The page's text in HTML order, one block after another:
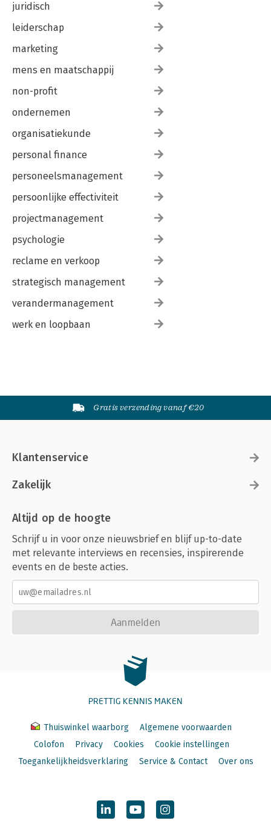
juridisch
leiderschap
marketing
mens en maatschappij
non-profit
ondernemen
organisatiekunde
personal finance
personeelsmanagement
persoonlijke effectiviteit
projectmanagement
psychologie
reclame en verkoop
strategisch management
verandermanagement
werk en loopbaan
Gratis verzending vanaf €20
Klantenservice
Zakelijk
Altijd op de hoogte
Schrijf u in voor onze nieuwsbrief en blijf up-to-date
met relevante interviews en recensies, inspirerende
events en de beste acties.
Aanmelden
PRETTIG KENNIS MAKEN
Thuiswinkel waarborg
Algemene voorwaarden
Colofon
Privacy Cookies
Cookie instellingen
Toegankelijkheidsverklaring
Service & Contact Over ons